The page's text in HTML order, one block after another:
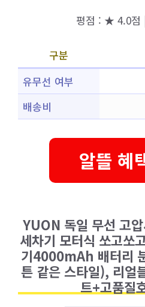
평점 : ★ 4.0점
구분
유무선 여부
배송비
알뜰 혜
YUON 독일 무선 고
세차기 모터식 쏘고쏘
기4000mAh 배터리
튼 같은 스타일), 리얼
트+고품질